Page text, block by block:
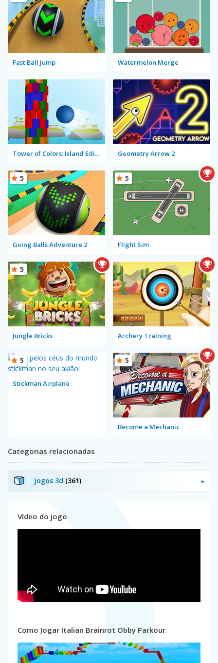
Fast Ball Jump Watermelon Merge
Tower of Colors: Island Edition Geometry Arrow 2
Going Balls Adventure 2
5
Flight Sim
5
Jungle Bricks
5
Archery Training
Stickman Airplane
5
Become a Mechanic
5
Categorias relacionadas
jogos 3d (361)
Vídeo do jogo
Como Jogar Italian Brainrot Obby Parkour